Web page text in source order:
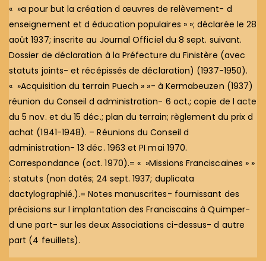
« »a pour but la création d œuvres de relèvement- d
enseignement et d éducation populaires » »; déclarée le 28
août 1937; inscrite au Journal Officiel du 8 sept. suivant.
Dossier de déclaration à la Préfecture du Finistère (avec
statuts joints- et récépissés de déclaration) (1937-1950).
« »Acquisition du terrain Puech » »- à Kermabeuzen (1937)
réunion du Conseil d administration- 6 oct.; copie de l acte
du 5 nov. et du 15 déc.; plan du terrain; règlement du prix d
achat (1941-1948). – Réunions du Conseil d
administration- 13 déc. 1963 et PI mai 1970.
Correspondance (oct. 1970).= « »Missions Franciscaines » »
: statuts (non datés; 24 sept. 1937; duplicata
dactylographié.).= Notes manuscrites- fournissant des
précisions sur l implantation des Franciscains à Quimper-
d une part- sur les deux Associations ci-dessus- d autre
part (4 feuillets).